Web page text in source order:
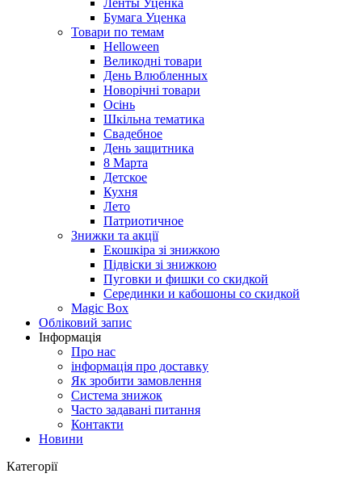
Ленты Уценка
Бумага Уценка
Товари по темам
Helloween
Великодні товари
День Влюбленных
Новорічні товари
Осінь
Шкільна тематика
Свадебное
День защитника
8 Марта
Детское
Кухня
Лето
Патриотичное
Знижки та акції
Екошкіра зі знижкою
Підвіски зі знижкою
Пуговки и фишки со скидкой
Серединки и кабошоны со скидкой
Magic Box
Обліковий запис
Інформація
Про нас
інформація про доставку
Як зробити замовлення
Система знижок
Часто задавані питання
Контакти
Новини
Категорії